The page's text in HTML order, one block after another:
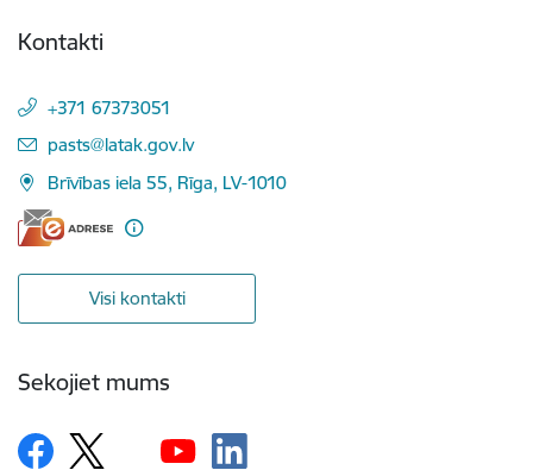
Kontakti
+371 67373051
E-pasts:
pasts@latak.gov.lv
Brīvības iela 55, Rīga, LV-1010
Visi kontakti
Sekojiet mums